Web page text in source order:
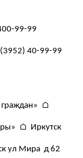
99-99
40-99-99
граждан» ⌂
⌂ Иркутск
ул Мира д 62